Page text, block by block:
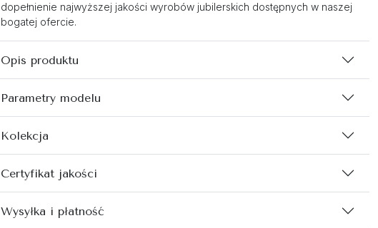
dopełnienie najwyższej jakości wyrobów jubilerskich dostępnych w naszej
bogatej ofercie.
Opis produktu
Parametry modelu
Kolekcja
Certyfikat jakości
Wysyłka i płatność